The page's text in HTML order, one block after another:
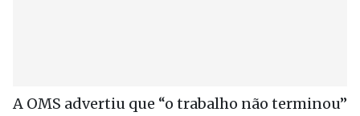
A OMS advertiu que “o trabalho não terminou”